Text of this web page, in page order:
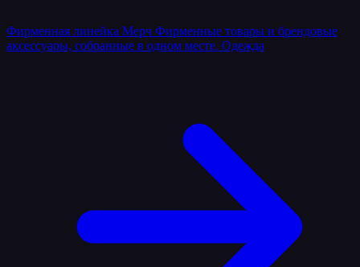
Фирменная линейка Мерч Фирменные товары и брендовые
аксессуары, собранные в одном месте. Одежда